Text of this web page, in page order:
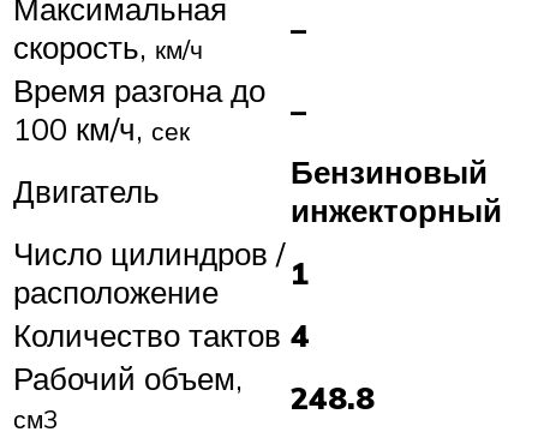
Максимальная
скорость, км/ч
–
Время разгона до
100 км/ч, сек
–
Двигатель
Бензиновый
инжекторный
Число цилиндров /
расположение
1
Количество тактов 4
Рабочий объем,
см3
248.8